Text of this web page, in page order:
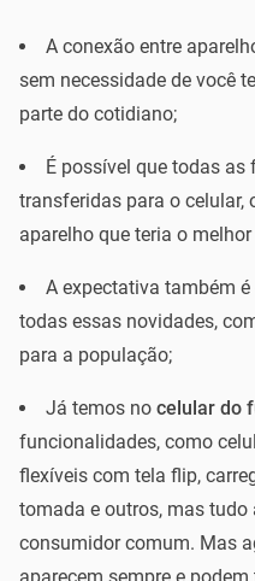
A conexão entre
sem necessidade de você
parte do cotidiano;
É possível que todas
transferidas para o celular,
aparelho que teria o
A expectativa também
todas essas novidades,
para a população;
Já temos no celular do
funcionalidades, como
flexíveis com tela flip,
tomada e outros, mas
consumidor comum. Mas